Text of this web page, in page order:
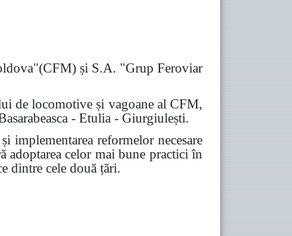
și S.A. "Grup Feroviar
de locomotive și vagoane al CFM,
- Etulia - Giurgiulești.
implementarea reformelor necesare
adoptarea celor mai bune practici în
dintre cele două țări.